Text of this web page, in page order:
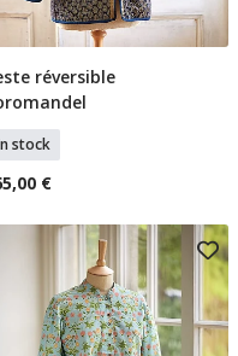
Sélectionner Tailles
réversible
stock
€